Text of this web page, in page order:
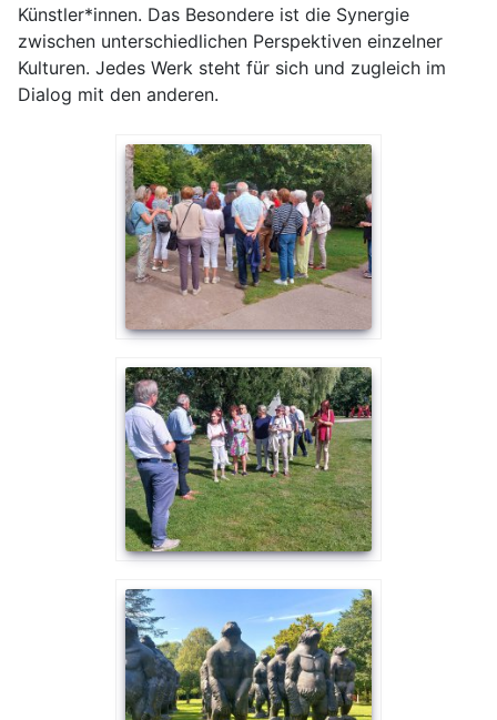
Künstler*innen. Das Besondere ist die Synergie
zwischen unterschiedlichen Perspektiven einzelner
Kulturen. Jedes Werk steht für sich und zugleich im
Dialog mit den anderen.